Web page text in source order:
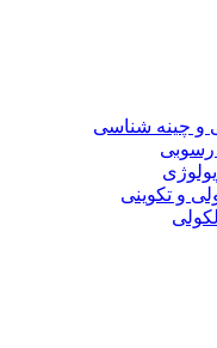
چینه شناسی
و تکوینی